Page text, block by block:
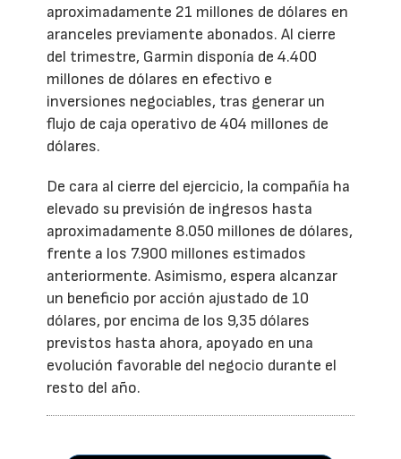
aproximadamente 21 millones de dólares en
aranceles previamente abonados. Al cierre
del trimestre, Garmin disponía de 4.400
millones de dólares en efectivo e
inversiones negociables, tras generar un
flujo de caja operativo de 404 millones de
dólares.
De cara al cierre del ejercicio, la compañía ha
elevado su previsión de ingresos hasta
aproximadamente 8.050 millones de dólares,
frente a los 7.900 millones estimados
anteriormente. Asimismo, espera alcanzar
un beneficio por acción ajustado de 10
dólares, por encima de los 9,35 dólares
previstos hasta ahora, apoyado en una
evolución favorable del negocio durante el
resto del año.